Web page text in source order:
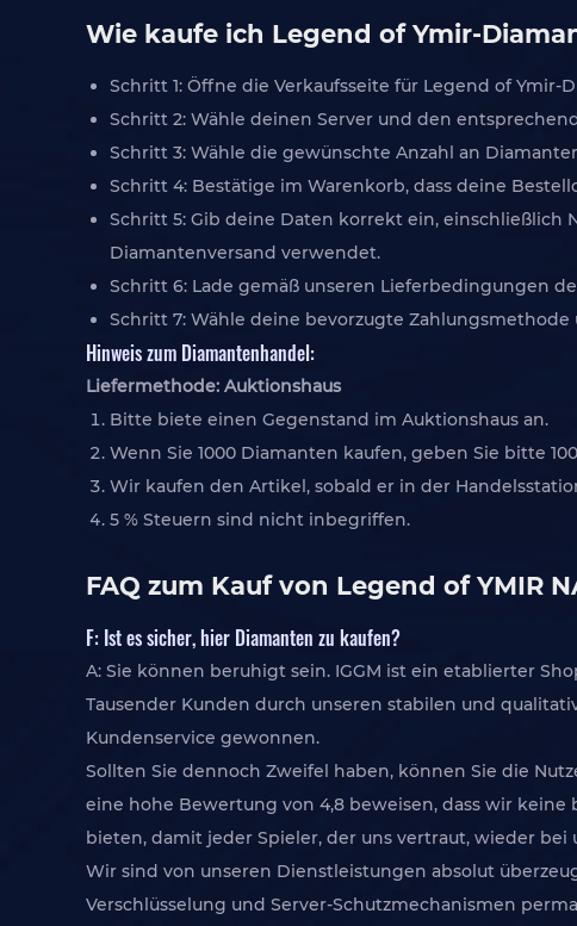
Wie kaufe ich Legend of Ymir-
Schritt 1: Öffne die Verkaufsseite für Legend of Ymir-
Schritt 2: Wähle deinen Server und den
Schritt 3: Wähle die gewünschte Anzahl an
Schritt 4: Bestätige im Warenkorb, dass deine
Schritt 5: Gib deine Daten korrekt ein, einschließlich
Diamantenversand verwendet.
Schritt 6: Lade gemäß unseren Lieferbedingungen
Schritt 7: Wähle deine bevorzugte Zahlungsmethode
Hinweis zum Diamantenhandel:
Liefermethode: Auktionshaus
Bitte biete einen Gegenstand im Auktionshaus an.
Wenn Sie 1000 Diamanten kaufen, geben Sie bitte
Wir kaufen den Artikel, sobald er in der
5 % Steuern sind nicht inbegriffen.
FAQ zum Kauf von Legend of YMIR
F: Ist es sicher, hier Diamanten zu kaufen?
A: Sie können beruhigt sein. IGGM ist ein etablierter
Tausender Kunden durch unseren stabilen und
Kundenservice gewonnen.
Sollten Sie dennoch Zweifel haben, können Sie die
eine hohe Bewertung von 4,8 beweisen, dass wir
bieten, damit jeder Spieler, der uns vertraut, wieder bei
Wir sind von unseren Dienstleistungen absolut
Verschlüsselung und Server-Schutzmechanismen